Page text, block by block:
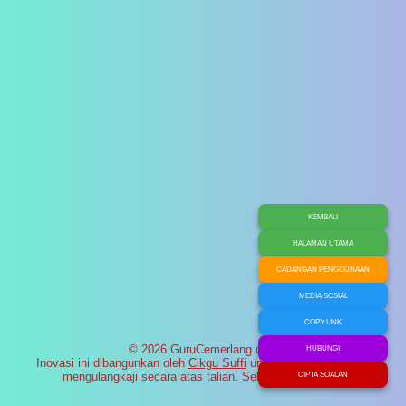
© 2026 GuruCemerlang.com
Inovasi ini dibangunkan oleh Cikgu Suffi untuk membantu murid
mengulangkaji secara atas talian. Selamat maju jaya!
KEMBALI
HALAMAN UTAMA
CADANGAN PENGGUNAAN
MEDIA SOSIAL
COPY LINK
HUBUNGI
CIPTA SOALAN